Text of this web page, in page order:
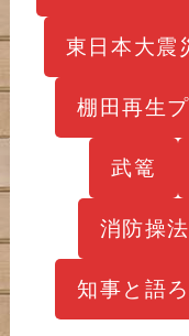
東日本大震
棚田再生
武篭
消防操
知事と語ろ